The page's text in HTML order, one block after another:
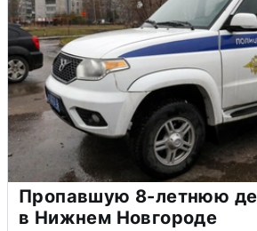
Пропавшую 8-летнюю
в Нижнем Новгороде